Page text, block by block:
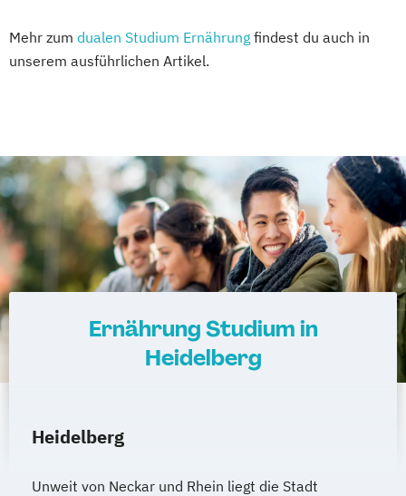
Mehr zum dualen Studium Ernährung findest du auch in
unserem ausführlichen Artikel.
Ernährung Studium in
Heidelberg
Heidelberg
Unweit von Neckar und Rhein liegt die Stadt